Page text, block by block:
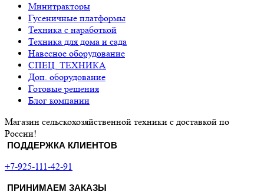
Минитракторы
Гусеничные платформы
Техника с наработкой
Техника для дома и сада
Навесное оборудование
СПЕЦ. ТЕХНИКА
Доп. оборудование
Готовые решения
Блог компании
Магазин сельскохозяйственной техники с доставкой по
России!
ПОДДЕРЖКА КЛИЕНТОВ
+7-925-111-42-91
ПРИНИМАЕМ ЗАКАЗЫ